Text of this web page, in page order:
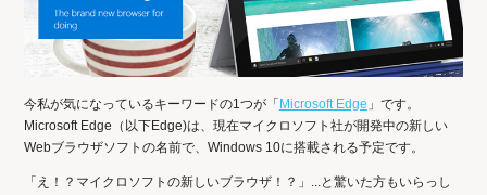
今私が気になっているキーワードの1つが「 Microsoft Edge 」です。
Microsoft Edge（以下Edge)は、現在マイクロソフト社が開発中の新しい
Webブラウザソフトの名前で、Windows 10に搭載される予定です。
「え！？マイクロソフトの新しいブラウザ！？」...と驚いた方もいらっし